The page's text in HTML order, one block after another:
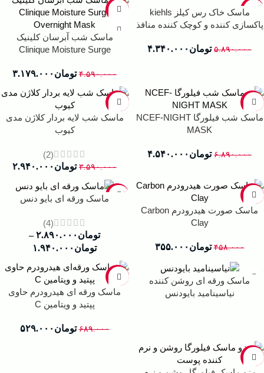
ماسک خاک رس کیلز kiehls
پاکسازی کننده و کوچک کننده منافذ
۵.۸۹۰.۰۰۰ تومان ۴.۳۴۰.۰۰۰
ماسک شب آبرسان کلینیک
Clinique Moisture Surge
۴.۵۹۰.۰۰۰ تومان ۳.۱۷۹.۰۰۰
ماسک شب فیلورگا NCEF-NIGHT
MASK
۶.۸۹۰.۰۰۰ تومان ۴.۵۴۰.۰۰۰
ماسک شب لایه بردار کلاژن مدی
کیوب
(2)
۳.۵۹۰.۰۰۰ تومان ۲.۹۴۰.۰۰۰
ماسک صورت هیدرودرم Carbon
Clay
۴۵۸.۰۰۰ تومان ۳۵۵.۰۰۰
ماسک ورقه ای بایو دنس
(4)
تومان ۲.۸۹۰.۰۰۰ –
تومان ۱.۹۴۰.۰۰۰
ماسک ورقه ای روشن‌ کننده
نیاسینامید بایودنس
-23%
ماسک ورقه ای هیدرودرم حاوی
پپتید و ویتامین C
۶۸۹.۰۰۰ تومان ۵۲۹.۰۰۰
-51%